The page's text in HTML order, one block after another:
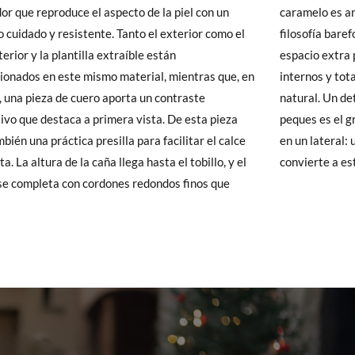
que reproduce el aspecto de la piel con un
cuidado y resistente. Tanto el exterior como el
y la plantilla extraíble están
en este mismo material, mientras que, en
una pieza de cuero aporta un contraste
que destaca a primera vista. De esta pieza
una práctica presilla para facilitar el calce
La altura de la caña llega hasta el tobillo, y el
completa con cordones redondos finos que
es antideslizante, ligera y plana, en línea con la
barefoot: plantilla extraíble, puntera redonda,
para los dedos, ausencia de contrafuertes
y total flexibilidad para favorecer una pisada
detalle que hará mucha ilusión a los más
el grabado con la carita del mono Pisamonas
un guiño divertido y entrañable que
convierte a
envíos y cambios gratis, sin importe mínimo, sin
cuando te lleguen no te valen, sólo tienes que entrar en la sección
la petición de cambio. Nuestro equipo Atención al Cliente
recogeremos la primera, sin gastos, en unos pocos días!
de que no quieras Cambio sino Devolución, también serán gratuitas,
desde el mismo enlace del párrafo anterior y nos
paquete.